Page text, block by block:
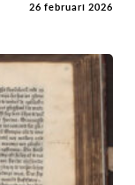
26 februari 2026